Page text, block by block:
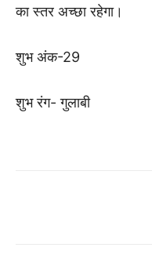
का स्तर अच्छा रहेगा।
शुभ अंक-29
शुभ रंग- गुलाबी